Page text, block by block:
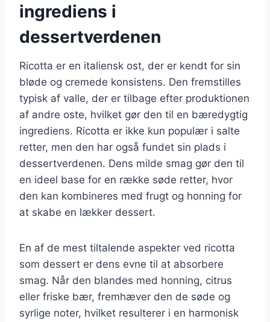
ingrediens i
dessertverdenen
Ricotta er en italiensk ost, der er kendt for sin
bløde og cremede konsistens. Den fremstilles
typisk af valle, der er tilbage efter produktionen
af andre oste, hvilket gør den til en bæredygtig
ingrediens. Ricotta er ikke kun populær i salte
retter, men den har også fundet sin plads i
dessertverdenen. Dens milde smag gør den til
en ideel base for en række søde retter, hvor
den kan kombineres med frugt og honning for
at skabe en lækker dessert.
En af de mest tiltalende aspekter ved ricotta
som dessert er dens evne til at absorbere
smag. Når den blandes med honning, citrus
eller friske bær, fremhæver den de søde og
syrlige noter, hvilket resulterer i en harmonisk